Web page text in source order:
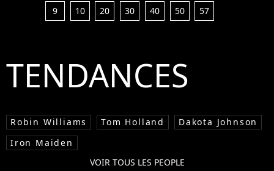
9
10 20 30 40 50 57
TENDANCES
Robin Williams Tom Holland
Dakota Johnson
Iron Maiden
VOIR TOUS LES PEOPLE